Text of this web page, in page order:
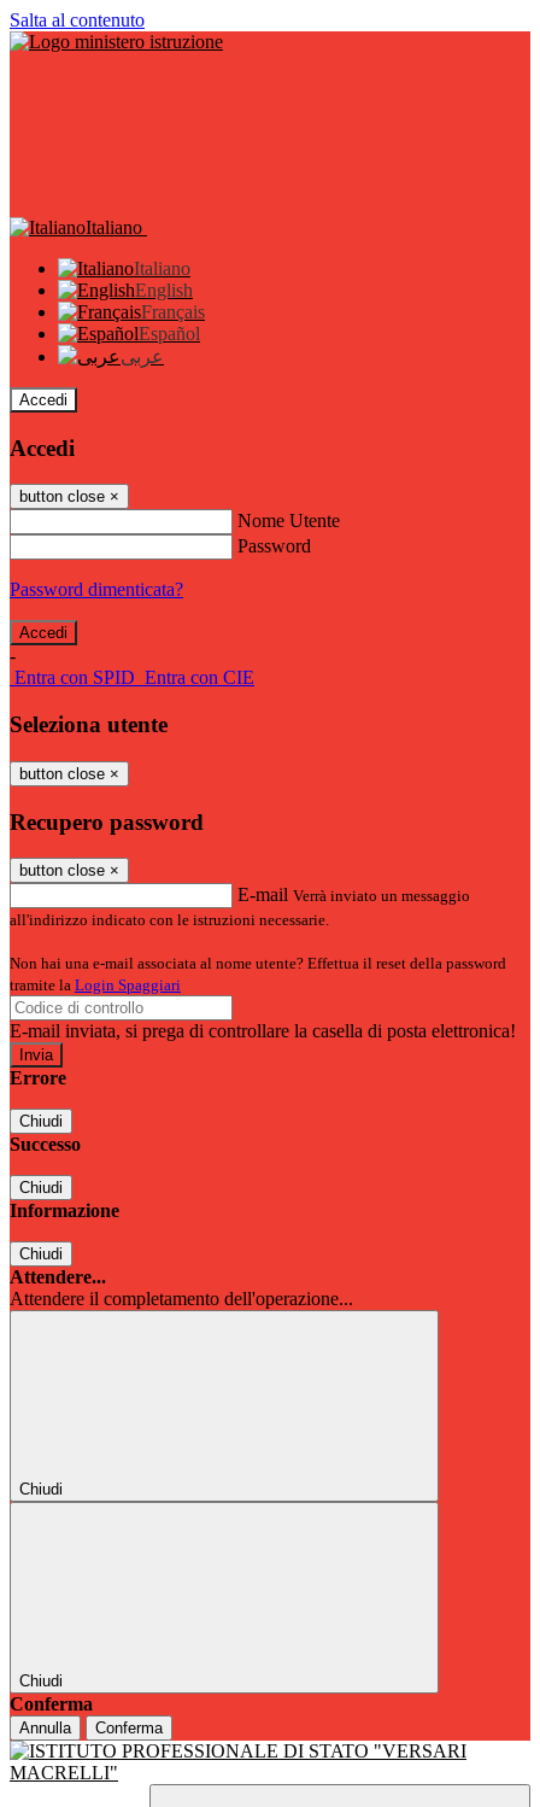
Salta al contenuto
Italiano
Italiano
English
Français
Español
عربى
Accedi
Accedi
button close ×
Nome Utente
Password
Password dimenticata?
-
Entra con SPID Entra con CIE
Seleziona utente
button close ×
Recupero password
button close ×
E-mail Verrà inviato un messaggio
all'indirizzo indicato con le istruzioni necessarie.
Non hai una e-mail associata al nome utente? Effettua il reset della password
tramite la Login Spaggiari
E-mail inviata, si prega di controllare la casella di posta elettronica!
Errore
Chiudi
Successo
Chiudi
Informazione
Chiudi
Attendere...
Attendere il completamento dell'operazione...
Chiudi
Chiudi
Conferma
Annulla Conferma